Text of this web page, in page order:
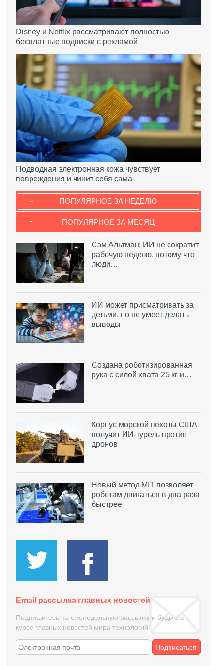
Disney и Netflix рассматривают полностью
бесплатные подписки с рекламой
Подводная электронная кожа чувствует
повреждения и чинит себя сама
ПОПУЛЯРНОЕ ЗА НЕДЕЛЮ
+
ПОПУЛЯРНОЕ ЗА МЕСЯЦ
-
Сэм Альтман: ИИ не сократит
рабочую неделю, потому что
люди…
ИИ может присматривать за
детьми, но не умеет делать
выводы
Создана роботизированная
рука с силой хвата 25 кг и…
Корпус морской пехоты США
получит ИИ-турель против
дронов
Новый метод MIT позволяет
роботам двигаться в два раза
быстрее
Email рассылка главных новостей
Подпишитесь на еженедельную рассылку и будьте в
курсе главных новостей мира технологий
Подписаться